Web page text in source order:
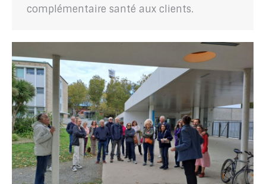
complémentaire santé aux clients.